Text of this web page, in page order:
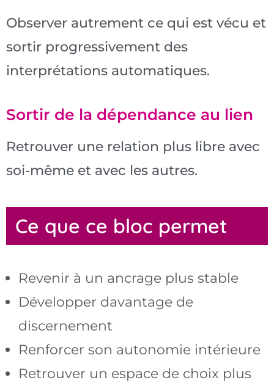
Observer autrement ce qui est vécu et
sortir progressivement des
interprétations automatiques.
Sortir de la dépendance au lien
Retrouver une relation plus libre avec
soi-même et avec les autres.
Ce que ce bloc permet
Revenir à un ancrage plus stable
Développer davantage de
discernement
Renforcer son autonomie intérieure
Retrouver un espace de choix plus